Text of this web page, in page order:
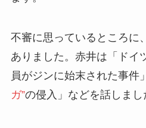
不審に思っているところに
ありました。赤井は「ドイ
員がジンに始末された事件
ガ”の侵入」などを話しまし